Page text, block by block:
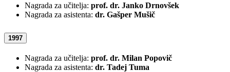
Nagrada za učitelja: prof. dr. Janko Drnovšek
Nagrada za asistenta: dr. Gašper Mušič
1997
Nagrada za učitelja: prof. dr. Milan Popovič
Nagrada za asistenta: dr. Tadej Tuma